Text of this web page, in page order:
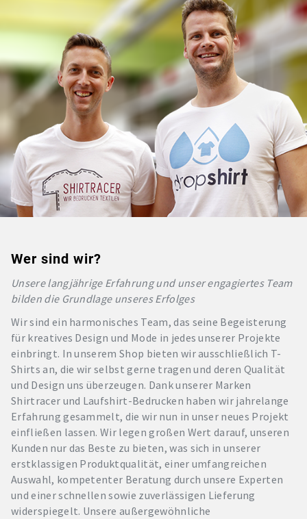
Wer sind wir?
Unsere langjährige Erfahrung und unser engagiertes Team
bilden die Grundlage unseres Erfolges
Wir sind ein harmonisches Team, das seine Begeisterung
für kreatives Design und Mode in jedes unserer Projekte
einbringt. In unserem Shop bieten wir ausschließlich T-
Shirts an, die wir selbst gerne tragen und deren Qualität
und Design uns überzeugen. Dank unserer Marken
Shirtracer und Laufshirt-Bedrucken haben wir jahrelange
Erfahrung gesammelt, die wir nun in unser neues Projekt
einfließen lassen. Wir legen großen Wert darauf, unseren
Kunden nur das Beste zu bieten, was sich in unserer
erstklassigen Produktqualität, einer umfangreichen
Auswahl, kompetenter Beratung durch unsere Experten
und einer schnellen sowie zuverlässigen Lieferung
widerspiegelt. Unsere außergewöhnliche